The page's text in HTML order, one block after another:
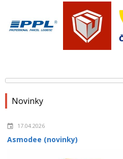
Novinky
17.04.2026
Asmodee (novinky)